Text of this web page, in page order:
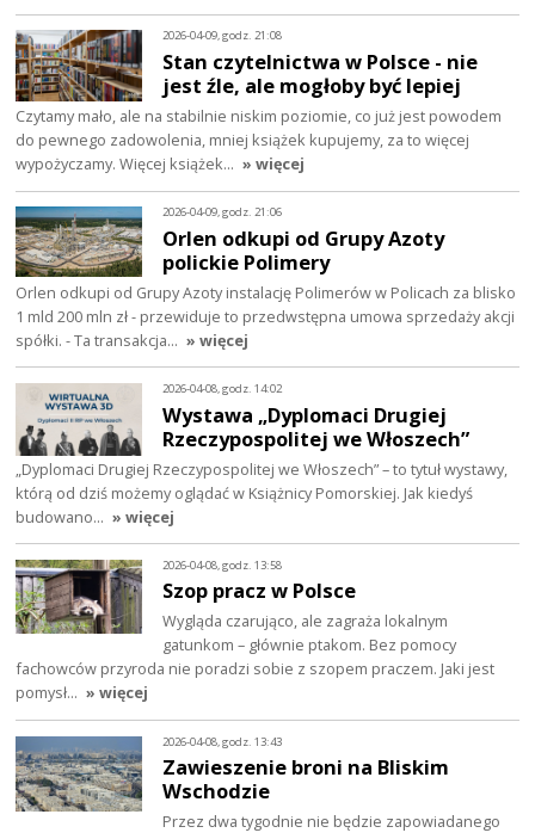
2026-04-09, godz. 21:08
Stan czytelnictwa w Polsce - nie
jest źle, ale mogłoby być lepiej
Czytamy mało, ale na stabilnie niskim poziomie, co już jest powodem
do pewnego zadowolenia, mniej książek kupujemy, za to więcej
wypożyczamy. Więcej książek… » więcej
2026-04-09, godz. 21:06
Orlen odkupi od Grupy Azoty
polickie Polimery
Orlen odkupi od Grupy Azoty instalację Polimerów w Policach za blisko
1 mld 200 mln zł - przewiduje to przedwstępna umowa sprzedaży akcji
spółki. - Ta transakcja… » więcej
2026-04-08, godz. 14:02
Wystawa „Dyplomaci Drugiej
Rzeczypospolitej we Włoszech”
„Dyplomaci Drugiej Rzeczypospolitej we Włoszech” – to tytuł wystawy,
którą od dziś możemy oglądać w Książnicy Pomorskiej. Jak kiedyś
budowano… » więcej
2026-04-08, godz. 13:58
Szop pracz w Polsce
Wygląda czarująco, ale zagraża lokalnym
gatunkom – głównie ptakom. Bez pomocy
fachowców przyroda nie poradzi sobie z szopem praczem. Jaki jest
pomysł… » więcej
2026-04-08, godz. 13:43
Zawieszenie broni na Bliskim
Wschodzie
Przez dwa tygodnie nie będzie zapowiadanego